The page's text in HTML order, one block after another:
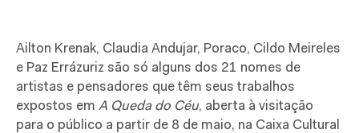
Ailton Krenak, Claudia Andujar, Poraco, Cildo Meireles
e Paz Errázuriz são só alguns dos 21 nomes de
artistas e pensadores que têm seus trabalhos
expostos em A Queda do Céu, aberta à visitação
para o público a partir de 8 de maio, na Caixa Cultural